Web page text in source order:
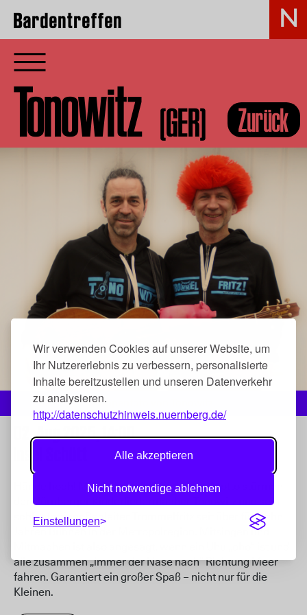
Wir verwenden Cookies auf unserer Website, um
Ihr Nutzererlebnis zu verbessern, personalisierte
Inhalte bereitzustellen und unseren Datenverkehr
zu analysieren.
http://datenschutzhinweis.nuernberg.de/
Alle akzeptieren
Nicht notwendige ablehnen
Einstellungen
Bardentreffen
Tonowitz (GER) Zurück
Gruppenfoto von Tonowitz
02. Aug 2025,14:00
Hände hoch! Musiküberfall!! Mit diesem Motto stürmen
der Nürnberger Kinderliedermacher Tonowitz und sein
schlagfertiger Begleiter Trommelfritz seit über fünfzehn
Jahren Bühnen in der Metropolregion. Mitsingen und
alle zusammen „immer der Nase nach“ Richtung Meer
fahren. Garantiert ein großer Spaß – nicht nur für die
Kleinen.